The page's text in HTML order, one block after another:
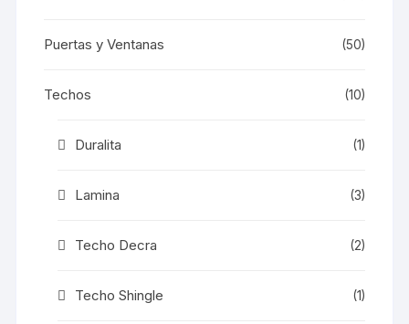
Puertas y Ventanas (50)
Techos (10)
Duralita (1)
Lamina (3)
Techo Decra (2)
Techo Shingle (1)